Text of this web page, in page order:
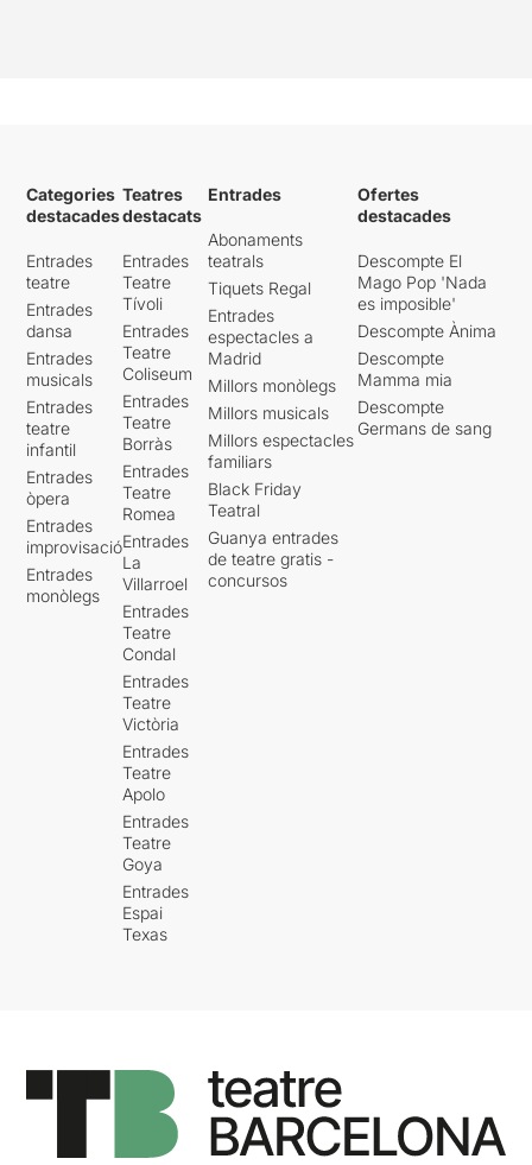
Categories
destacades
Entrades
teatre
Entrades
dansa
Entrades
musicals
Entrades
teatre
infantil
Entrades
òpera
Entrades
improvisació
Entrades
monòlegs
Teatres
destacats
Entrades
Teatre
Tívoli
Entrades
Teatre
Coliseum
Entrades
Teatre
Borràs
Entrades
Teatre
Romea
Entrades
La
Villarroel
Entrades
Teatre
Condal
Entrades
Teatre
Victòria
Entrades
Teatre
Apolo
Entrades
Teatre
Goya
Entrades
Espai
Texas
Entrades
Abonaments
teatrals
Tiquets Regal
Entrades
espectacles a
Madrid
Millors monòlegs
Millors musicals
Millors espectacles
familiars
Black Friday
Teatral
Guanya entrades
de teatre gratis -
concursos
Ofertes
destacades
Descompte El
Mago Pop 'Nada
es imposible'
Descompte Ànima
Descompte
Mamma mia
Descompte
Germans de sang